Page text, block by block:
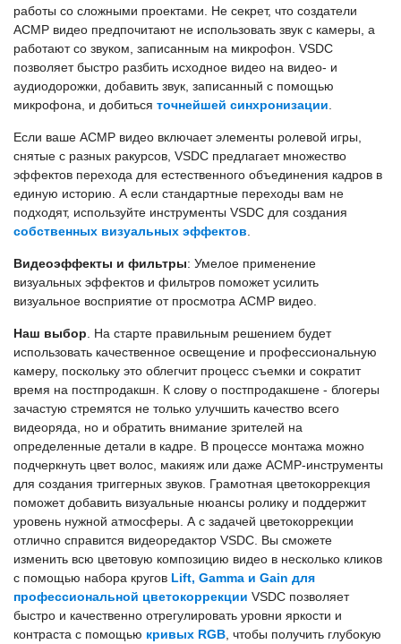
работы со сложными проектами. Не секрет, что создатели
АСМР видео предпочитают не использовать звук с камеры, а
работают со звуком, записанным на микрофон. VSDC
позволяет быстро разбить исходное видео на видео- и
аудиодорожки, добавить звук, записанный с помощью
микрофона, и добиться точнейшей синхронизации
Если ваше АСМР видео включает элементы ролевой игры,
снятые с разных ракурсов, VSDC предлагает множество
эффектов перехода для естественного объединения кадров в
единую историю. А если стандартные переходы вам не
подходят, используйте инструменты VSDC для создания
собственных визуальных эффектов
Видеоэффекты и фильтры: Умелое применение
визуальных эффектов и фильтров поможет усилить
визуальное восприятие от просмотра АСМР видео.
Наш выбор . На старте правильным решением будет
использовать качественное освещение и профессиональную
камеру, поскольку это облегчит процесс съемки и сократит
время на постпродакшн. К слову о постпродакшене - блогеры
зачастую стремятся не только улучшить качество всего
видеоряда, но и обратить внимание зрителей на
определенные детали в кадре. В процессе монтажа можно
подчеркнуть цвет волос, макияж или даже АСМР-инструменты
для создания триггерных звуков. Грамотная цветокоррекция
поможет добавить визуальные нюансы ролику и поддержит
уровень нужной атмосферы. А с задачей цветокоррекции
отлично справится видеоредактор VSDC. Вы сможете
изменить всю цветовую композицию видео в несколько кликов
с помощью набора кругов Lift, Gamma и Gain для
профессиональной цветокоррекции VSDC позволяет
быстро и качественно отрегулировать уровни яркости и
контраста с помощью кривых RGB , чтобы получить глубокую